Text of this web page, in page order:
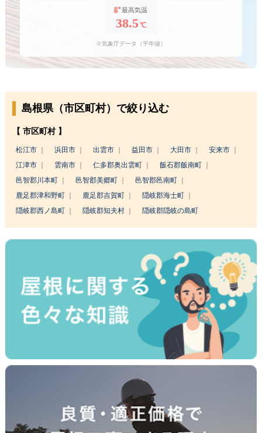
最高気温
38.5 ℃
※気象庁データ（平年値）
島根県（市区町村）で絞り込む
【 市区町村 】
松江市 浜田市 出雲市 益田市 大田市
安来市
江津市
雲南市 仁多郡奥出雲町
飯石郡飯南町
邑智郡川本町
邑智郡美郷町
邑智郡邑南町
鹿足郡津和野町
鹿足郡吉賀町
隠岐郡海士町
隠岐郡西ノ島町
隠岐郡知夫村 隠岐郡隠岐の島町